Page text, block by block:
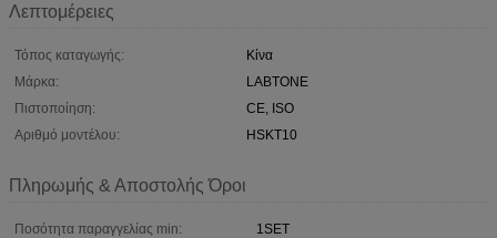
Λεπτομέρειες
Τόπος καταγωγής:
Κίνα
Μάρκα:
LABTONE
Πιστοποίηση:
CE, ISO
Αριθμό μοντέλου:
HSKT10
Πληρωμής & Αποστολής Όροι
Ποσότητα παραγγελίας min:
1SET